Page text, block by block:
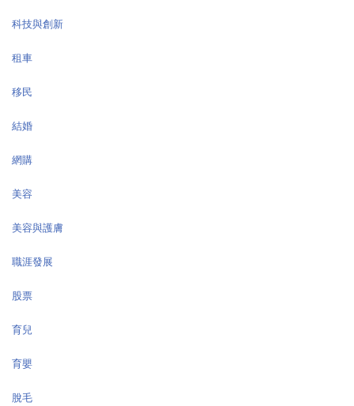
科技與創新
租車
移民
結婚
網購
美容
美容與護膚
職涯發展
股票
育兒
育嬰
脫毛